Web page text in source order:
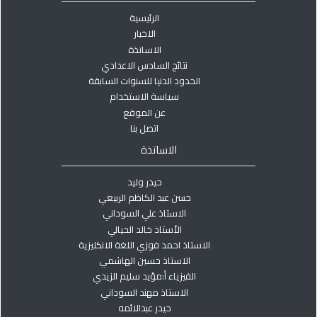
الرئيسية
الاخبار
الاساتذة
نتائج السادس الاعدادي
الحدود الدنيا للسنوات السابقة
سياسة الاستخدام
عن الموقع
اتصل بنا
الاساتذة
حيدر وليد
حسن عبد الكاظم الربيعي
الاستاذ علي السوداني
الأستاذ خالد الحيالي
الاستاذ احمد فوزي اللغة الانكليزية
الاستاذ حسين الهاشمي
الفيزياء أ:مؤيد سليم الزيدي
الاستاذ مهند السوداني
حيدر عبدالائمه